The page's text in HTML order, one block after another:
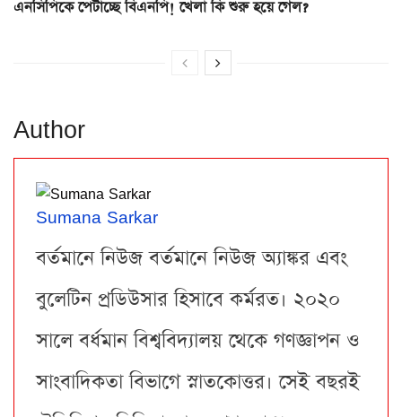
এনসিপিকে পেটাচ্ছে বিএনপি! খেলা কি শুরু হয়ে গেল?
Author
Sumana Sarkar
বর্তমানে নিউজ বর্তমানে নিউজ অ্যাঙ্কর এবং
বুলেটিন প্রডিউসার হিসাবে কর্মরত। ২০২০
সালে বর্ধমান বিশ্ববিদ্যালয় থেকে গণজ্ঞাপন ও
সাংবাদিকতা বিভাগে স্নাতকোত্তর। সেই বছরই